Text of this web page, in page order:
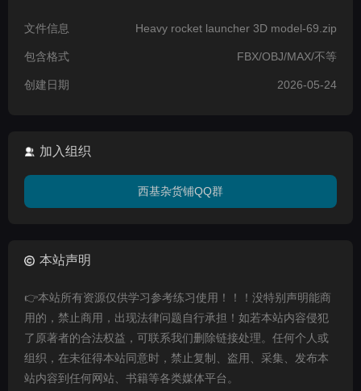
文件信息 Heavy rocket launcher 3D model-69.zip
包含格式 FBX/OBJ/MAX/不等
创建日期 2026-05-24
加入组织
西基杂货铺QQ群
本站声明
👉本站所有资源仅供学习参考练习使用！！！没特别声明能商
用的，禁止商用，出现法律问题自行承担！如若本站内容侵犯
了原著者的合法权益，可联系我们删除链接处理。任何个人或
组织，在未征得本站同意时，禁止复制、盗用、采集、发布本
站内容到任何网站、书籍等各类媒体平台。